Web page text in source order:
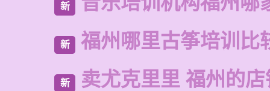
新
新 福州哪里古筝培训比
新 卖尤克里里 福州的